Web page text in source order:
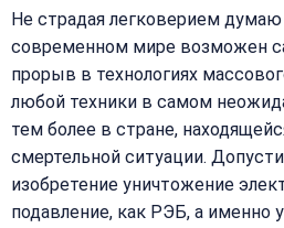
Не страдая легковерием думаю
современном мире возможен
прорыв в технологиях
любой техники в самом
тем более в стране,
смертельной ситуации.
изобретение уничтожение
подавление, как РЭБ, а именно